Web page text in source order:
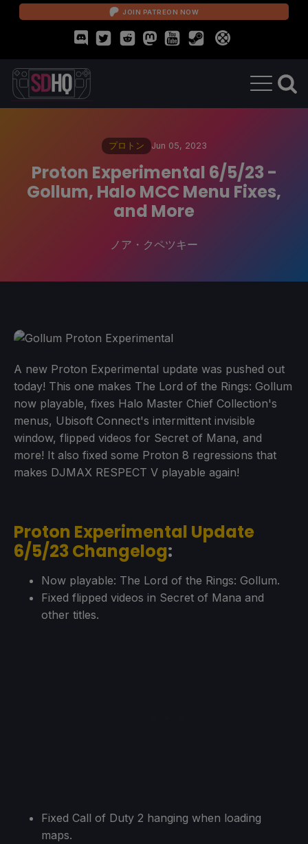
JOIN PATREON NOW
プロトン Jun 05, 2023
Proton Experimental 6/5/23 -
Gollum, Halo MCC Menu Fixes,
and More
ノア・クペツキー
A new Proton Experimental update was pushed out
today! This one makes The Lord of the Rings: Gollum
now playable, fixes Halo Master Chief Collection's
menus, Ubisoft Connect's intermittent invisible
window, flipped videos for Secret of Mana, and
more! It also fixed some Proton 8 regressions that
makes DJMAX RESPECT V playable again!
Proton Experimental Update
6/5/23 Changelog:
Now playable: The Lord of the Rings: Gollum.
Fixed flipped videos in Secret of Mana and
other titles.
Fixed Call of Duty 2 hanging when loading
maps.